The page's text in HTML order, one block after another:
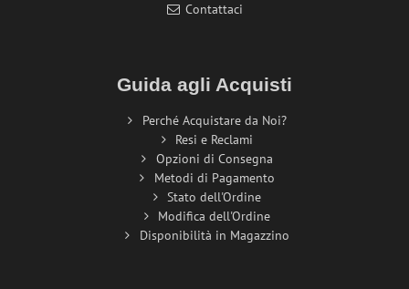
Contattaci
Guida agli Acquisti
Perché Acquistare da Noi?
Resi e Reclami
Opzioni di Consegna
Metodi di Pagamento
Stato dell'Ordine
Modifica dell'Ordine
Disponibilità in Magazzino